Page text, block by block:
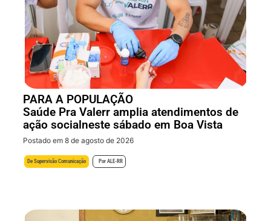
PARA A POPULAÇÃO
Saúde Pra Valerr amplia atendimentos de
ação socialneste sábado em Boa Vista
Postado em 8 de agosto de 2026
De Supervisão Comunicação Por ALE-RR